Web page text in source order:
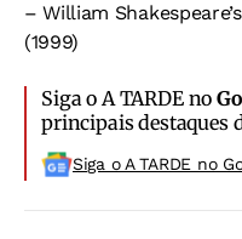
– William
(1999)
Siga o A TARDE no
principais destaques
Siga o A TARDE no